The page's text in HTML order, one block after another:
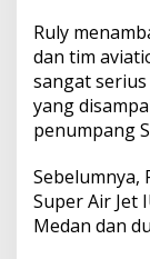
Ruly
dan tim
sangat
yang
penumpang
Sebelumnya,
Super Air Jet
Medan dan